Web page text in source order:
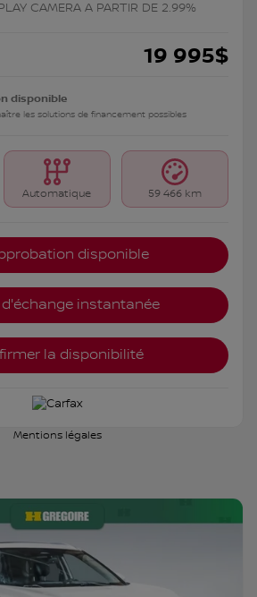
CAMERA A PARTIR DE 2.99%
19 995$
disponible
les solutions de financement possibles
Automatique 59 466 km
disponible
d'échange instantanée
la disponibilité
Mentions légales